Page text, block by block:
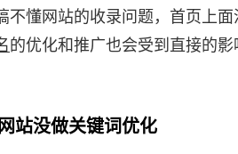
不懂网站的收录问题，首页上
的优化和推广也会受到直接的影
站没做关键词优化